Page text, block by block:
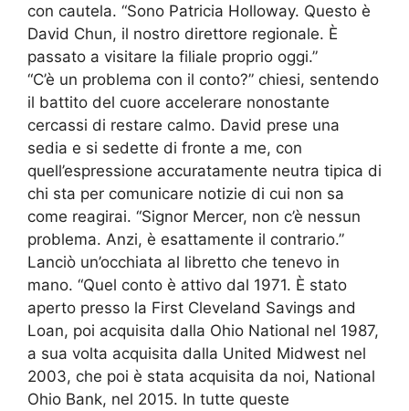
con cautela. “Sono Patricia Holloway. Questo è
David Chun, il nostro direttore regionale. È
passato a visitare la filiale proprio oggi.”
“C’è un problema con il conto?” chiesi, sentendo
il battito del cuore accelerare nonostante
cercassi di restare calmo. David prese una
sedia e si sedette di fronte a me, con
quell’espressione accuratamente neutra tipica di
chi sta per comunicare notizie di cui non sa
come reagirai. “Signor Mercer, non c’è nessun
problema. Anzi, è esattamente il contrario.”
Lanciò un’occhiata al libretto che tenevo in
mano. “Quel conto è attivo dal 1971. È stato
aperto presso la First Cleveland Savings and
Loan, poi acquisita dalla Ohio National nel 1987,
a sua volta acquisita dalla United Midwest nel
2003, che poi è stata acquisita da noi, National
Ohio Bank, nel 2015. In tutte queste